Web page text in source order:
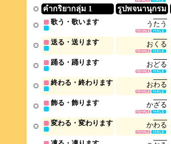
คำกริยากลุ่ม 1 รูปพจนานุกรม
歌う・歌います う たう
送る・送ります お く る
踊る・踊ります おどる
終わる・終わります おわる
飾る・飾ります かざる
変わる・変わります かわる